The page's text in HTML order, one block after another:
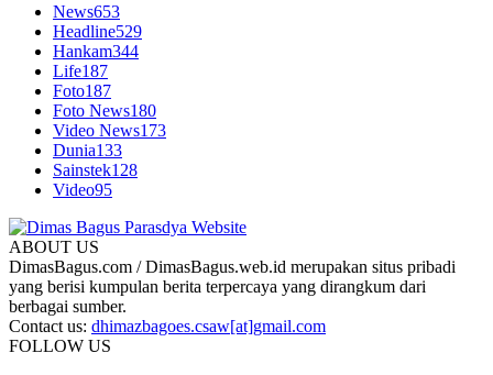
News653
Headline529
Hankam344
Life187
Foto187
Foto News180
Video News173
Dunia133
Sainstek128
Video95
ABOUT US
DimasBagus.com / DimasBagus.web.id merupakan situs pribadi
yang berisi kumpulan berita terpercaya yang dirangkum dari
berbagai sumber.
Contact us: dhimazbagoes.csaw[at]gmail.com
FOLLOW US